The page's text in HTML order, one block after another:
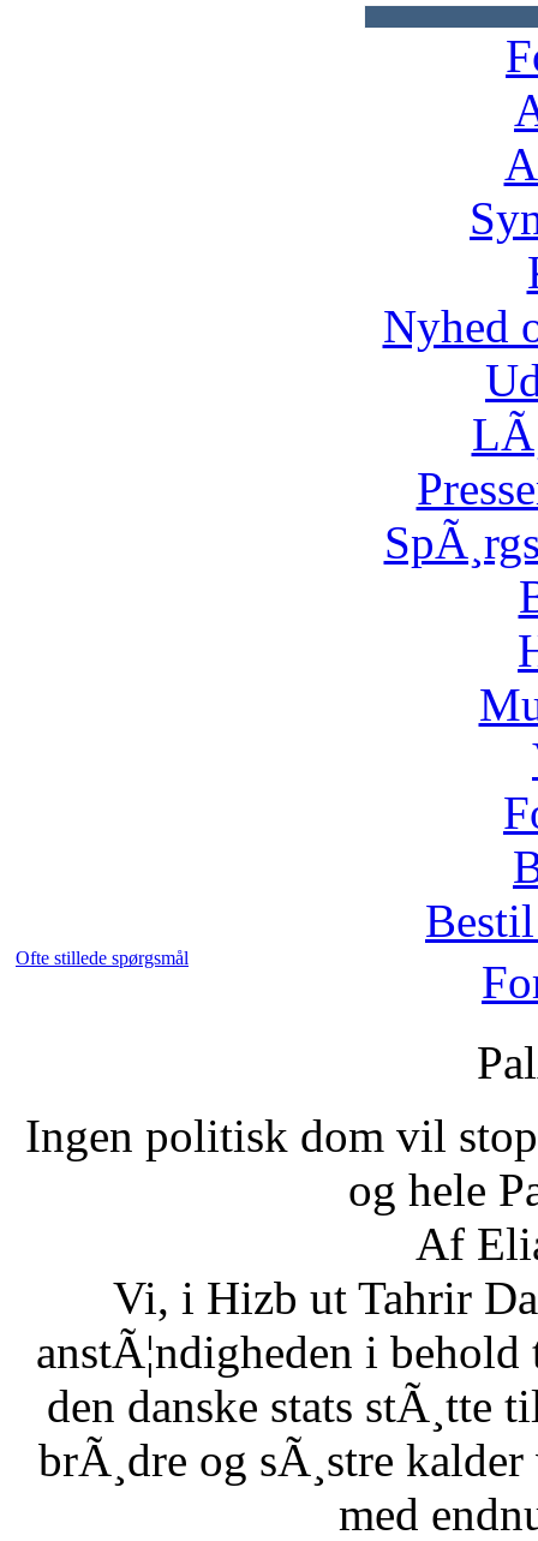
Nyhed
Ofte stillede spørgsmål
Ingen politisk dom vil
og hele
Af
Vi, i Hizb ut Tahrir
anstÃ¦ndigheden i
den danske stats stÃ¸tte
brÃ¸dre og sÃ¸stre
med